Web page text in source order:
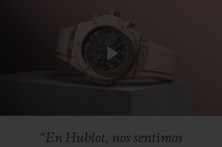
Play
Video
“En Hublot, nos sentimos